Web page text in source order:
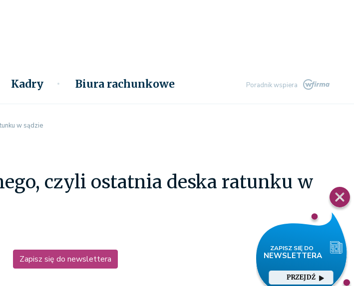
Kadry Biura rachunkowe Poradnik wspiera
PRZEJDŹ
w sądzie
czyli ostatnia deska ratunku w
Zapisz się do newslettera